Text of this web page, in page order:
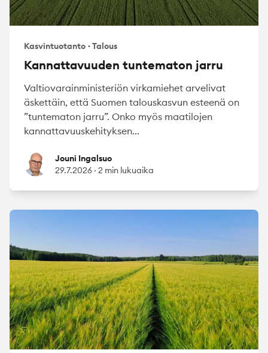
Kasvintuotanto ·Talous
Kannattavuuden tuntematon jarru
Valtiovarainministeriön virkamiehet arvelivat
äskettäin, että Suomen talouskasvun esteenä on
”tuntematon jarru”. Onko myös maatilojen
kannattavuuskehityksen...
Jouni Ingalsuo
Jouni Ingalsuo
29.7.2026 · 2 min lukuaika